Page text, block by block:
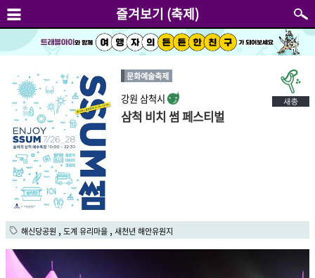
즐겨보기 (축제)
문화예술축제
강원 삼척시
삼척 비치 썸 페스티벌
해신당공원 , 도계 유리마을 , 새천년 해안유원지